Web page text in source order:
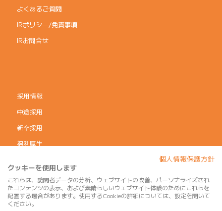
よくあるご質問
IRポリシー/免責事項
IRお問合せ
採用情報
中途採用
新卒採用
福利厚生
利用規約
サイトマップ
個人情報保護方針
クッキーを使用します
これらは、訪問者データの分析、ウェブサイトの改善、パーソナライズされ
たコンテンツの表示、および素晴らしいウェブサイト体験のためにこれらを
配置する場合があります。使用するCookieの詳細については、設定を開いて
ください。